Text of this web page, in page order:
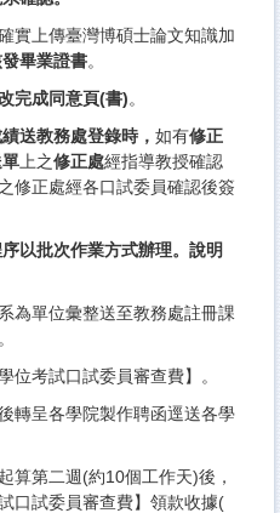
實上傳臺灣博碩士論文知識加
畢業證書。
完成同意頁(書)。
送教務處登錄時， 如有修正
上之修正處經指導教授確認
之修正處經各口試委員確認後簽
以批次作業方式辦理。說明
系為單位彙整送至教務處註冊課
位考試口試委員審查費】。
轉呈各學院製作聘函逕送各學
算第二週(約10個工作天)後，
口試委員審查費】領款收據(